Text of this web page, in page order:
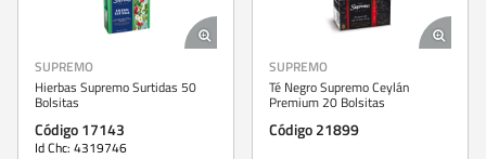
SUPREMO
Hierbas Supremo Surtidas 50
Bolsitas
Código 17143
Id Chc: 4319746
SUPREMO
Té Negro Supremo Ceylán
Premium 20 Bolsitas
Código 21899